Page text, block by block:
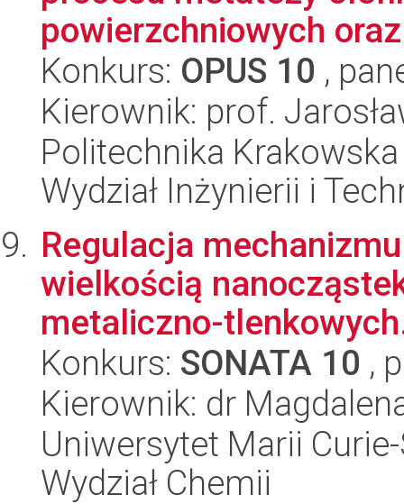
powierzchniowych
Konkurs: OPUS 10 ,
Kierownik: prof.
Politechnika
Wydział Inżynierii i
Regulacja
wielkością
metaliczno-
Konkurs: SONATA 10 ,
Kierownik: dr
Uniwersytet Marii
Wydział Chemii